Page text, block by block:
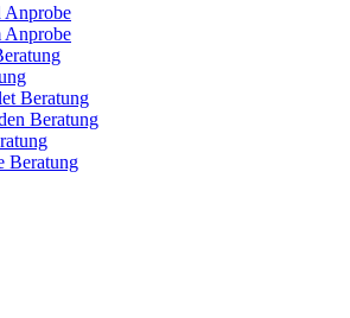
Anprobe
Anprobe
Beratung
Beratung
Beratung